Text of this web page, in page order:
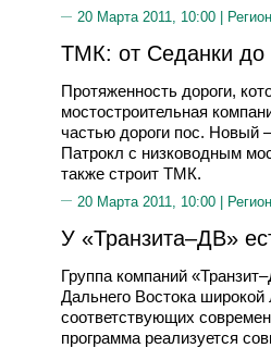
20 Марта 2011, 10:00 |
ТМК: от Седанки до
Протяженность дороги,
мостостроительная
частью дороги пос. Новый
Патрокл с низководным
также строит ТМК.
20 Марта 2011, 10:00 |
У «Транзита–ДВ»
Группа компаний
Дальнего Востока
соответствующих
программа реализуется